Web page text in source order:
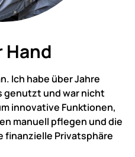
Hand
Ich habe über Jahre
genutzt und war nicht
innovative Funktionen,
manuell pflegen und die
finanzielle Privatsphäre